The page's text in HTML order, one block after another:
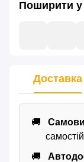
Поширити
Доставка